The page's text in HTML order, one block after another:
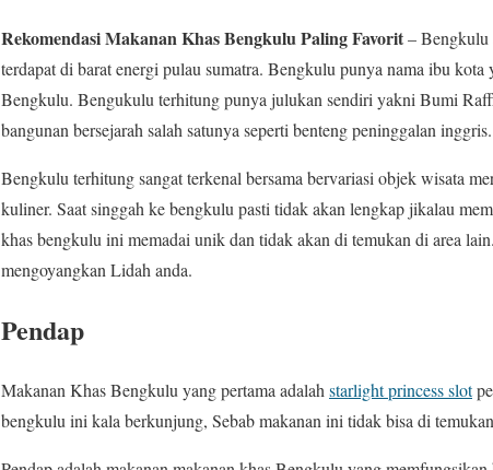
Rekomendasi Makanan Khas Bengkulu Paling Favorit– Bengkulu
terdapat di barat energi pulau sumatra. Bengkulu punya nama ibu
Bengkulu. Bengukulu terhitung punya julukan sendiri yakni Bumi
bangunan bersejarah salah satunya seperti benteng peninggalan inggris.
Bengkulu terhitung sangat terkenal bersama bervariasi objek wisata
kuliner. Saat singgah ke bengkulu pasti tidak akan lengkap jikalau
khas bengkulu ini memadai unik dan tidak akan di temukan di area
mengoyangkan Lidah anda.
Pendap
Makanan Khas Bengkulu yang pertama adalah starlight princess slot
bengkulu ini kala berkunjung, Sebab makanan ini tidak bisa di